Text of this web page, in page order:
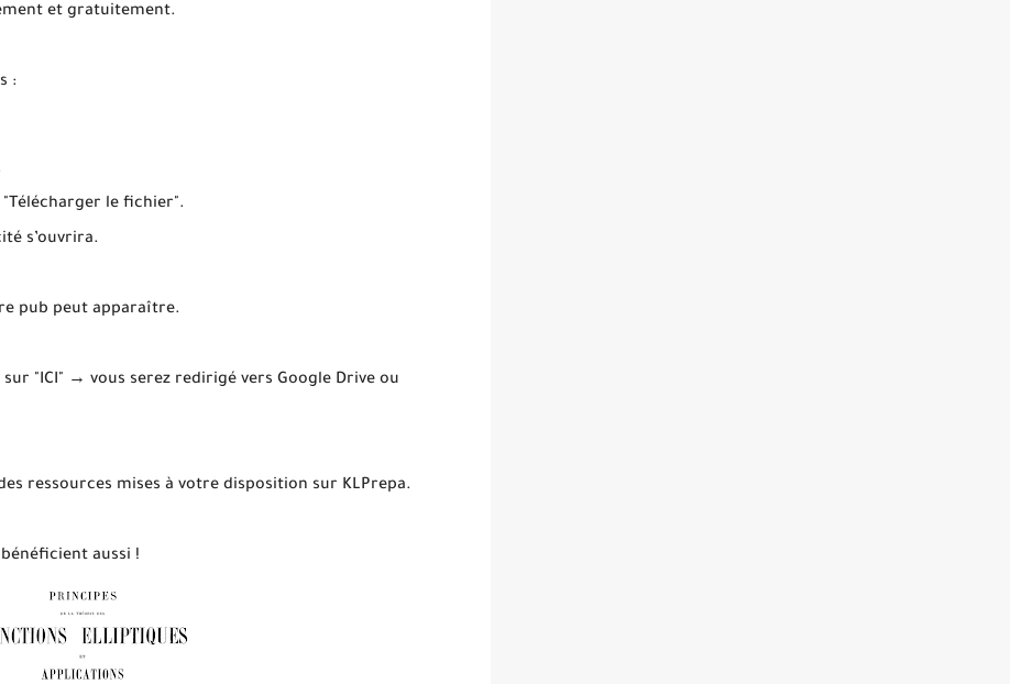
et gratuitement.
:
le fichier".
s’ouvrira.
pub peut apparaître.
"ICI" → vous serez redirigé vers Google Drive ou
ressources mises à votre disposition sur KLPrepa.
aussi !